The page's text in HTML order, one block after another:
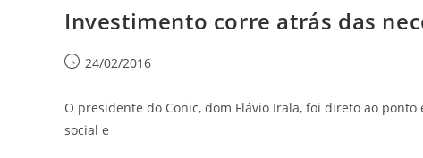
Investimento corre atrás das
24/02/2016
O presidente do Conic, dom Flávio Irala, foi direto ao
social e